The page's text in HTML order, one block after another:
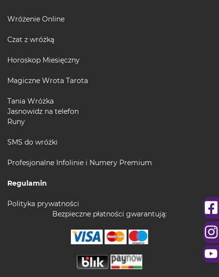
Wróżenie Online
Czat z wróżką
Horoskop Miesięczny
Magiczne Wrota Tarota
Tania Wróżka
Jasnowidz na telefon
Runy
SMS do wróżki
Profesjonalne Infolinie i Numery Premium
Regulamin
Polityka prywatności
Bezpieczne płatności gwarantują: